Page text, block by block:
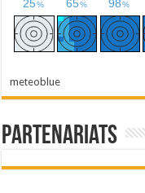
meteoblue
Partenariats